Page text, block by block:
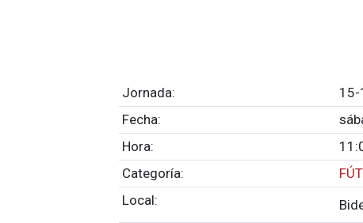
Jornada:
15-
Fecha:
Hora:
Categoría:
Local: